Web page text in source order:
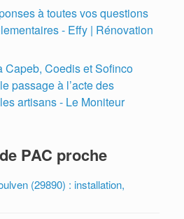
à toutes vos questions
- Effy | Rénovation
Capeb, Coedis et Sofinco
passage à l’acte des
artisans - Le Moniteur
PAC proche
(29890) : installation,